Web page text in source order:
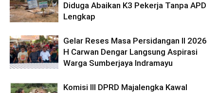
Diduga Abaikan K3 Pekerja Tanpa APD
Lengkap
Gelar Reses Masa Persidangan II 2026
H Carwan Dengar Langsung Aspirasi
Warga Sumberjaya Indramayu
Komisi III DPRD Majalengka Kawal